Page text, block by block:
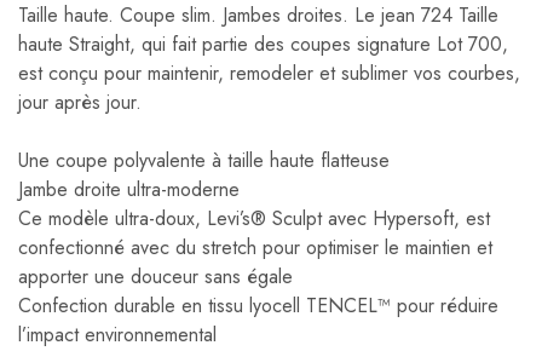
Taille haute. Coupe slim. Jambes droites. Le jean 724 Taille
haute Straight, qui fait partie des coupes signature Lot 700,
est conçu pour maintenir, remodeler et sublimer vos courbes,
jour après jour.
Une coupe polyvalente à taille haute flatteuse
Jambe droite ultra-moderne
Ce modèle ultra-doux, Levi’s® Sculpt avec Hypersoft, est
confectionné avec du stretch pour optimiser le maintien et
apporter une douceur sans égale
Confection durable en tissu lyocell TENCEL™ pour réduire
l’impact environnemental